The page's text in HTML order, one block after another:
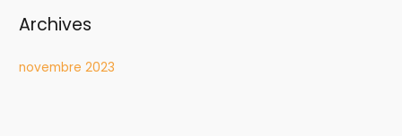
Archives
novembre 2023